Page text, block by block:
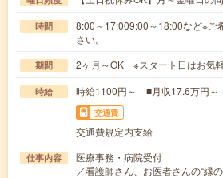
時間
8:00～17:009:00～18:00など※ご
さい。
期間 2ヶ月～OK ※スタート日はお気
時給 時給1100円～ ■月収17.6万円～
交通費
交通費規定内支給
仕事内容
医療事務・病院受付
／看護師さん、お医者さんの“縁